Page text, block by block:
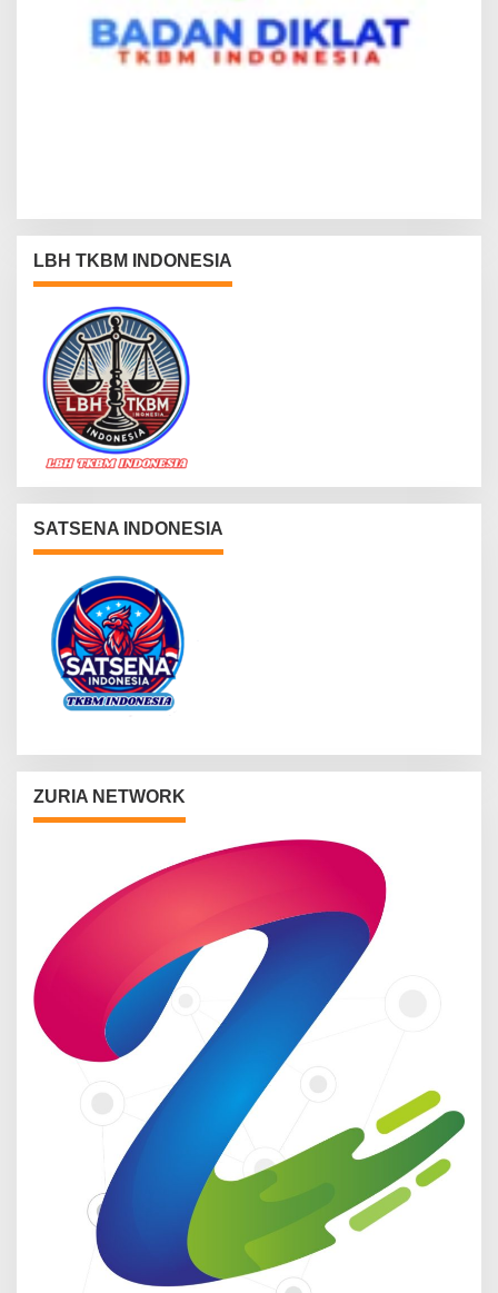
LBH TKBM INDONESIA
SATSENA INDONESIA
ZURIA NETWORK